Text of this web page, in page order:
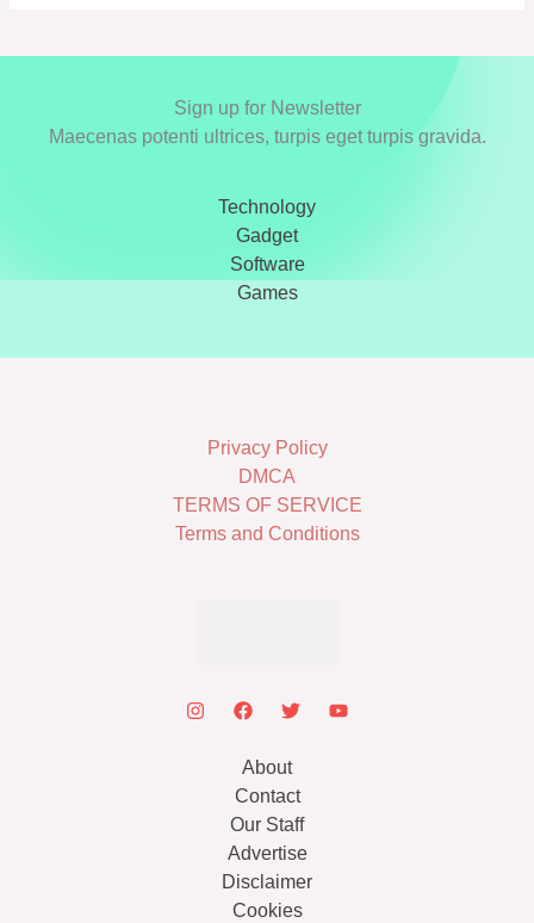
Sign up for Newsletter
Maecenas potenti ultrices, turpis eget turpis gravida.
Technology
Gadget
Software
Games
Privacy Policy
DMCA
TERMS OF SERVICE
Terms and Conditions
About
Contact
Our Staff
Advertise
Disclaimer
Cookies